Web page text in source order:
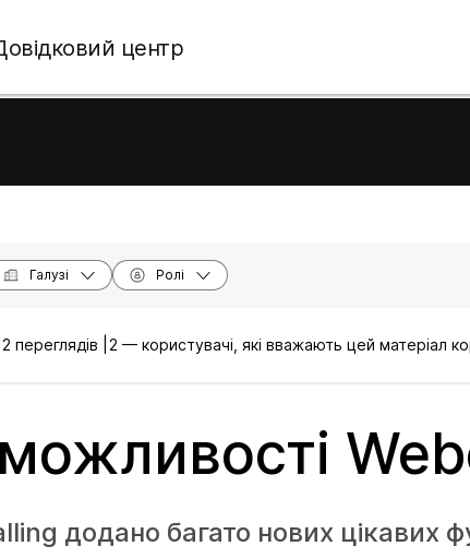
центр
Галузі Ролі
переглядів | 2 — користувачі, які вважають цей матеріал
додано багато нових цікавих